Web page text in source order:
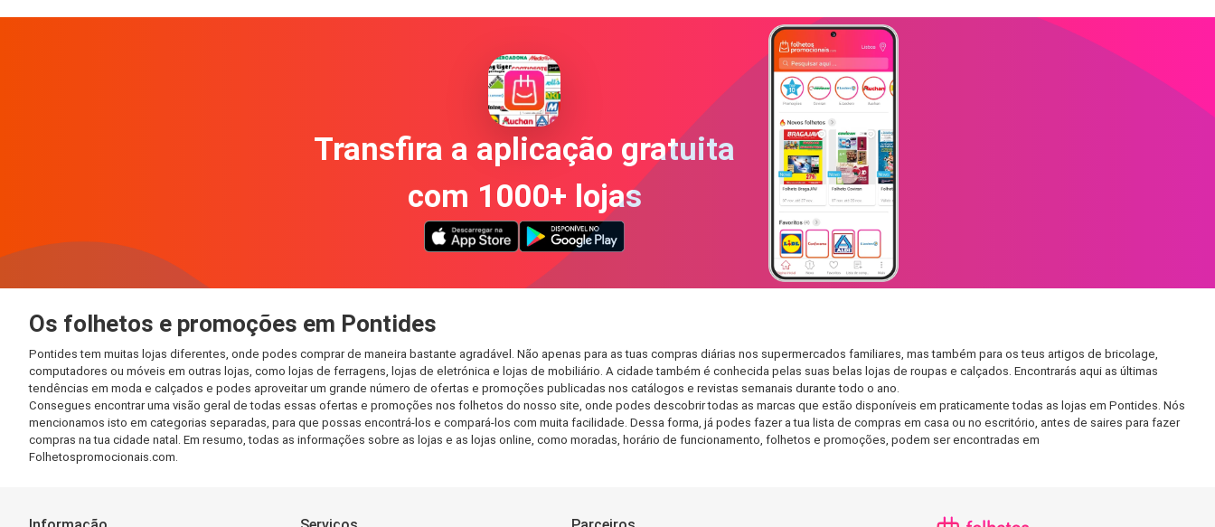
Transfira a aplicação gratuita
com 1000+ lojas
Os folhetos e promoções em Pontides
Pontides tem muitas lojas diferentes, onde podes comprar de maneira bastante agradável. Não apenas para as tuas compras diárias nos supermercados familiares, mas também para os teus artigos de bricolage,
computadores ou móveis em outras lojas, como lojas de ferragens, lojas de eletrónica e lojas de mobiliário. A cidade também é conhecida pelas suas belas lojas de roupas e calçados. Encontrarás aqui as últimas
tendências em moda e calçados e podes aproveitar um grande número de ofertas e promoções publicadas nos catálogos e revistas semanais durante todo o ano.
Consegues encontrar uma visão geral de todas essas ofertas e promoções nos folhetos do nosso site, onde podes descobrir todas as marcas que estão disponíveis em praticamente todas as lojas em Pontides. Nós
mencionamos isto em categorias separadas, para que possas encontrá-los e compará-los com muita facilidade. Dessa forma, já podes fazer a tua lista de compras em casa ou no escritório, antes de saires para fazer
compras na tua cidade natal. Em resumo, todas as informações sobre as lojas e as lojas online, como moradas, horário de funcionamento, folhetos e promoções, podem ser encontradas em
Folhetospromocionais.com.